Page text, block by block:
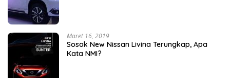
Maret 16, 2019
Sosok New Nissan Livina Terungkap, Apa
Kata NMI?